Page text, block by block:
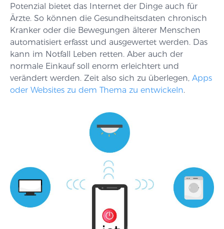
Potenzial bietet das Internet der Dinge auch für
Ärzte. So können die Gesundheitsdaten chronisch
Kranker oder die Bewegungen älterer Menschen
automatisiert erfasst und ausgewertet werden. Das
kann im Notfall Leben retten. Aber auch der
normale Einkauf soll enorm erleichtert und
verändert werden. Zeit also sich zu überlegen, Apps
oder Websites zu dem Thema zu entwickeln.